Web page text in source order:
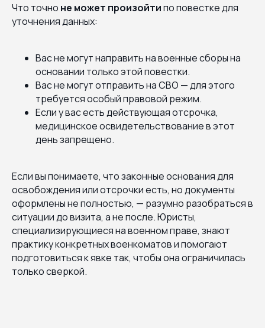
Что точно не может произойтипо повестке для
уточнения данных:
Вас не могут направить на военные сборы на
основании только этой повестки.
Вас не могут отправить на СВО — для этого
требуется особый правовой режим.
Если у вас есть действующая отсрочка,
медицинское освидетельствование в этот
день запрещено.
Если вы понимаете, что законные основания для
освобождения или отсрочки есть, но документы
оформлены не полностью, — разумно разобраться в
ситуации до визита, а не после. Юристы,
специализирующиеся на военном праве, знают
практику конкретных военкоматов и помогают
подготовиться к явке так, чтобы она ограничилась
только сверкой.